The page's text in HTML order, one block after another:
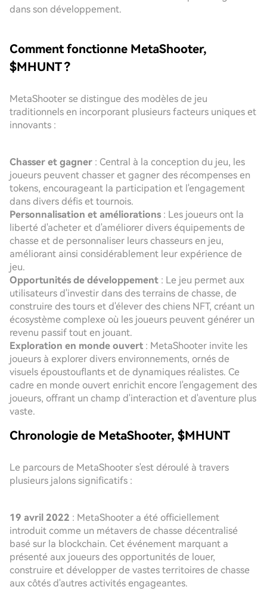
dans son développement.
Comment fonctionne MetaShooter,
$MHUNT ?
MetaShooter se distingue des modèles de jeu
traditionnels en incorporant plusieurs facteurs uniques et
innovants :
Chasser et gagner : Central à la conception du jeu, les
joueurs peuvent chasser et gagner des récompenses en
tokens, encourageant la participation et l'engagement
dans divers défis et tournois.
Personnalisation et améliorations : Les joueurs ont la
liberté d'acheter et d'améliorer divers équipements de
chasse et de personnaliser leurs chasseurs en jeu,
améliorant ainsi considérablement leur expérience de
jeu.
Opportunités de développement : Le jeu permet aux
utilisateurs d'investir dans des terrains de chasse, de
construire des tours et d'élever des chiens NFT, créant un
écosystème complexe où les joueurs peuvent générer un
revenu passif tout en jouant.
Exploration en monde ouvert : MetaShooter invite les
joueurs à explorer divers environnements, ornés de
visuels époustouflants et de dynamiques réalistes. Ce
cadre en monde ouvert enrichit encore l'engagement des
joueurs, offrant un champ d'interaction et d'aventure plus
vaste.
Chronologie de MetaShooter, $MHUNT
Le parcours de MetaShooter s'est déroulé à travers
plusieurs jalons significatifs :
19 avril 2022 : MetaShooter a été officiellement
introduit comme un métavers de chasse décentralisé
basé sur la blockchain. Cet événement marquant a
présenté aux joueurs des opportunités de louer,
construire et développer de vastes territoires de chasse
aux côtés d'autres activités engageantes.